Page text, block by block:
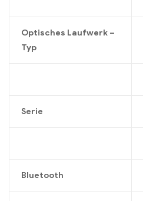
Optisches Laufwerk –
Typ
Serie
Bluetooth